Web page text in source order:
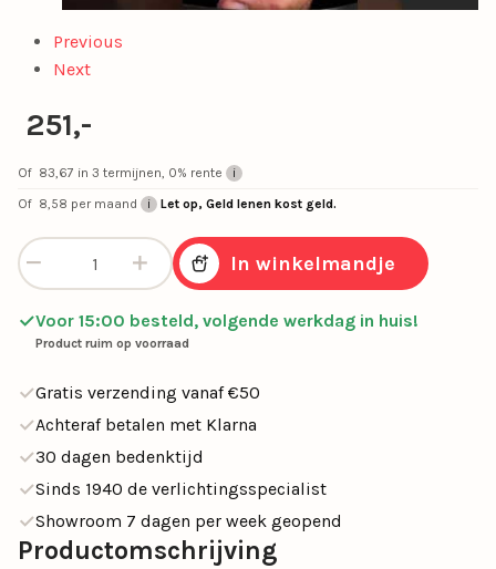
Previous
Next
251,-
Of 83,67 in 3 termijnen, 0% rente
Of 8,58 per maand Let op, Geld lenen kost geld.
Ventilator Brisa Mini zwart/hout remote/app cct aantal
In winkelmandje
Voor 15:00 besteld, volgende werkdag in huis!
Product ruim op voorraad
Gratis verzending vanaf €50
Achteraf betalen met Klarna
30 dagen bedenktijd
Sinds 1940 de verlichtingsspecialist
Showroom 7 dagen per week geopend
Productomschrijving